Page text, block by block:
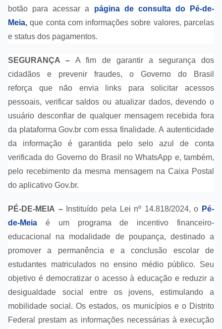
botão para acessar a página de consulta do Pé-de-
Meia, que conta com informações sobre valores, parcelas
e status dos pagamentos.
SEGURANÇA –A fim de garantir a segurança dos
cidadãos e prevenir fraudes, o Governo do Brasil
reforça que não envia links para solicitar acessos
pessoais, verificar saldos ou atualizar dados, devendo o
usuário desconfiar de qualquer mensagem recebida fora
da plataforma Gov.br com essa finalidade. A autenticidade
da informação é garantida pelo selo azul de conta
verificada do Governo do Brasil no WhatsApp e, também,
pelo recebimento da mesma mensagem na Caixa Postal
do aplicativo Gov.br.
PÉ-DE-MEIA –Instituído pela Lei nº 14.818/2024, o Pé-
de-Meia é um programa de incentivo financeiro-
educacional na modalidade de poupança, destinado a
promover a permanência e a conclusão escolar de
estudantes matriculados no ensino médio público. Seu
objetivo é democratizar o acesso à educação e reduzir a
desigualdade social entre os jovens, estimulando a
mobilidade social. Os estados, os municípios e o Distrito
Federal prestam as informações necessárias à execução